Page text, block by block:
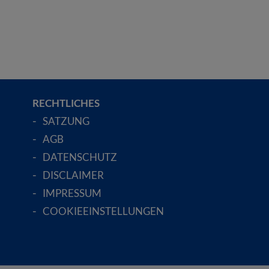
RECHTLICHES
SATZUNG
AGB
DATENSCHUTZ
DISCLAIMER
IMPRESSUM
COOKIEEINSTELLUNGEN